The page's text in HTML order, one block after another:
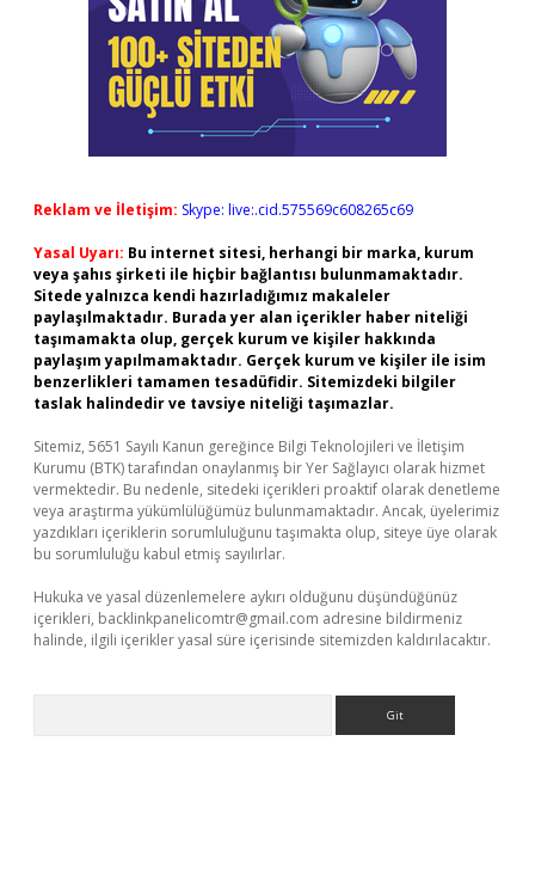
Reklam ve İletişim: Skype: live:.cid.575569c608265c69
Yasal Uyarı: Bu internet sitesi, herhangi bir marka, kurum
veya şahıs şirketi ile hiçbir bağlantısı bulunmamaktadır.
Sitede yalnızca kendi hazırladığımız makaleler
paylaşılmaktadır. Burada yer alan içerikler haber niteliği
taşımamakta olup, gerçek kurum ve kişiler hakkında
paylaşım yapılmamaktadır. Gerçek kurum ve kişiler ile isim
benzerlikleri tamamen tesadüfidir. Sitemizdeki bilgiler
taslak halindedir ve tavsiye niteliği taşımazlar.
Sitemiz, 5651 Sayılı Kanun gereğince Bilgi Teknolojileri ve İletişim
Kurumu (BTK) tarafından onaylanmış bir Yer Sağlayıcı olarak hizmet
vermektedir. Bu nedenle, sitedeki içerikleri proaktif olarak denetleme
veya araştırma yükümlülüğümüz bulunmamaktadır. Ancak, üyelerimiz
yazdıkları içeriklerin sorumluluğunu taşımakta olup, siteye üye olarak
bu sorumluluğu kabul etmiş sayılırlar.
Hukuka ve yasal düzenlemelere aykırı olduğunu düşündüğünüz
içerikleri, backlinkpanelicomtr@gmail.com adresine bildirmeniz
halinde, ilgili içerikler yasal süre içerisinde sitemizden kaldırılacaktır.